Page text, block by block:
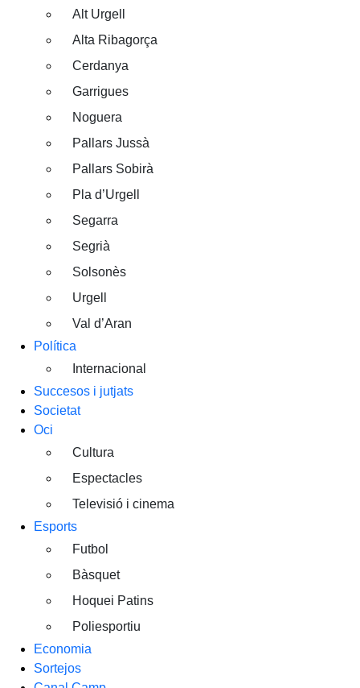
Alt Urgell
Alta Ribagorça
Cerdanya
Garrigues
Noguera
Pallars Jussà
Pallars Sobirà
Pla d’Urgell
Segarra
Segrià
Solsonès
Urgell
Val d’Aran
Política
Internacional
Succesos i jutjats
Societat
Oci
Cultura
Espectacles
Televisió i cinema
Esports
Futbol
Bàsquet
Hoquei Patins
Poliesportiu
Economia
Sortejos